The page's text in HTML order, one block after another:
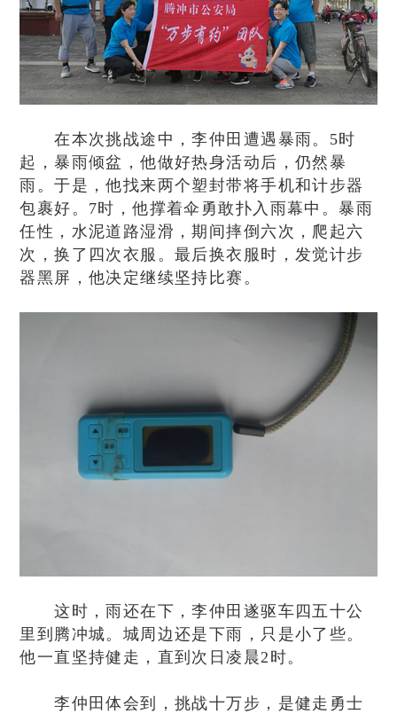
在本次挑战途中，李仲田遭遇暴雨。5时
起，暴雨倾盆，他做好热身活动后，仍然暴
雨。于是，他找来两个塑封带将手机和计步器
包裹好。7时，他撑着伞勇敢扑入雨幕中。暴雨
任性，水泥道路湿滑，期间摔倒六次，爬起六
次，换了四次衣服。最后换衣服时，发觉计步
器黑屏，他决定继续坚持比赛。
这时，雨还在下，李仲田遂驱车四五十公
里到腾冲城。城周边还是下雨，只是小了些。
他一直坚持健走，直到次日凌晨2时。
李仲田体会到，挑战十万步，是健走勇士